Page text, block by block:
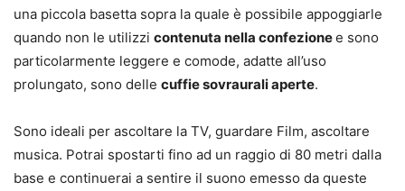
una piccola basetta sopra la quale è possibile appoggiarle
quando non le utilizzi contenuta nella confezionee sono
particolarmente leggere e comode, adatte all’uso
prolungato, sono delle cuffie sovraurali aperte.
Sono ideali per ascoltare la TV, guardare Film, ascoltare
musica. Potrai spostarti fino ad un raggio di 80 metri dalla
base e continuerai a sentire il suono emesso da queste